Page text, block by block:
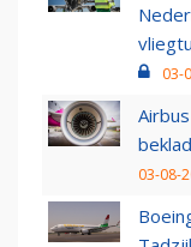
03-
03-08-